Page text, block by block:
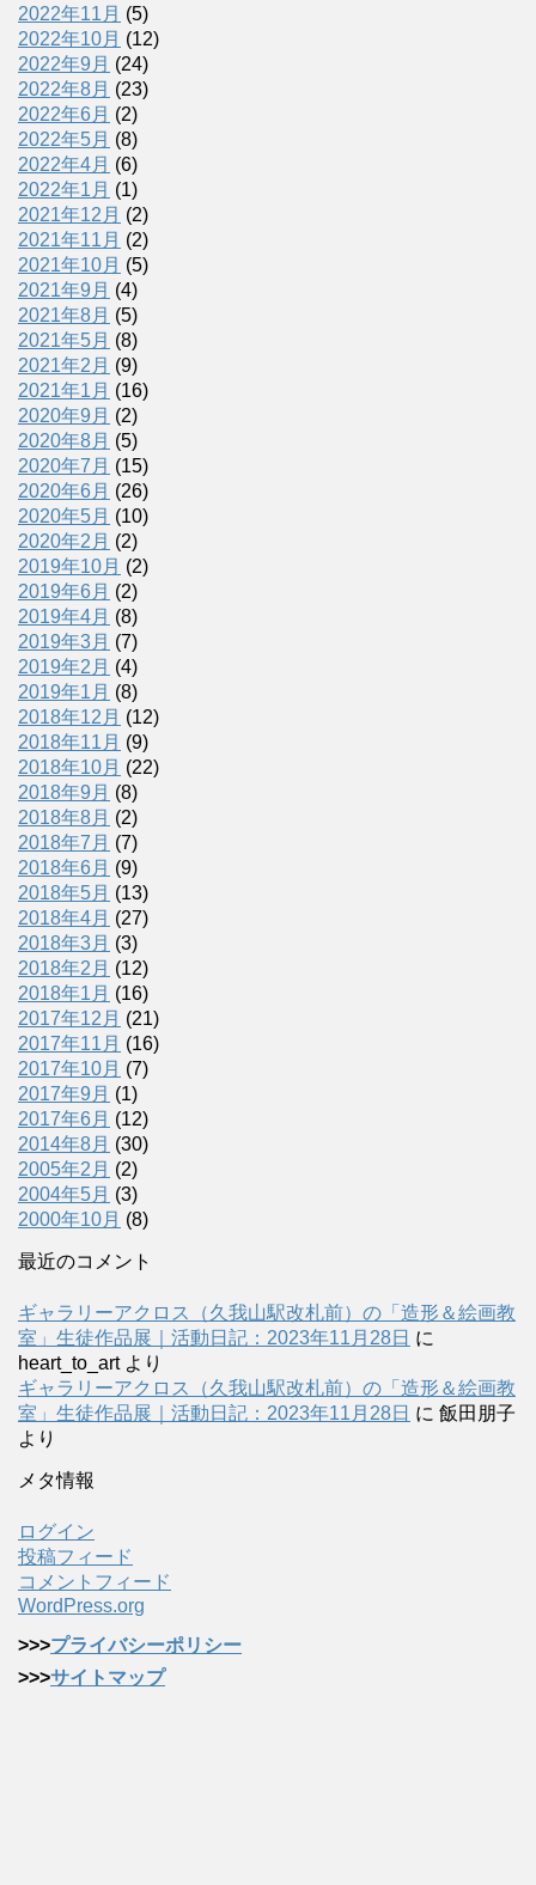
2022年11月 (5)
2022年10月 (12)
2022年9月 (24)
2022年8月 (23)
2022年6月 (2)
2022年5月 (8)
2022年4月 (6)
2022年1月 (1)
2021年12月 (2)
2021年11月 (2)
2021年10月 (5)
2021年9月 (4)
2021年8月 (5)
2021年5月 (8)
2021年2月 (9)
2021年1月 (16)
2020年9月 (2)
2020年8月 (5)
2020年7月 (15)
2020年6月 (26)
2020年5月 (10)
2020年2月 (2)
2019年10月 (2)
2019年6月 (2)
2019年4月 (8)
2019年3月 (7)
2019年2月 (4)
2019年1月 (8)
2018年12月 (12)
2018年11月 (9)
2018年10月 (22)
2018年9月 (8)
2018年8月 (2)
2018年7月 (7)
2018年6月 (9)
2018年5月 (13)
2018年4月 (27)
2018年3月 (3)
2018年2月 (12)
2018年1月 (16)
2017年12月 (21)
2017年11月 (16)
2017年10月 (7)
2017年9月 (1)
2017年6月 (12)
2014年8月 (30)
2005年2月 (2)
2004年5月 (3)
2000年10月 (8)
最近のコメント
ギャラリーアクロス（久我山駅改札前）の「造形＆絵画教
室」生徒作品展｜活動日記：2023年11月28日 に
heart_to_artより
ギャラリーアクロス（久我山駅改札前）の「造形＆絵画教
室」生徒作品展｜活動日記：2023年11月28日 に 飯田朋子
より
メタ情報
ログイン
投稿フィード
コメントフィード
WordPress.org
>>>プライバシーポリシー
>>>サイトマップ